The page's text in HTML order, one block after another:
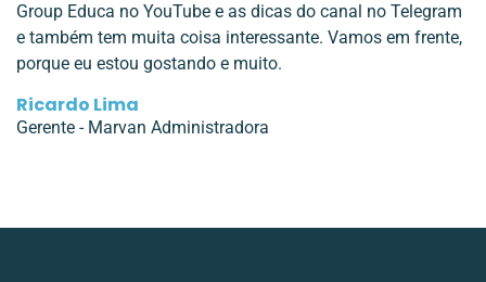
Group Educa no YouTube e as dicas do canal no Telegram
e também tem muita coisa interessante. Vamos em frente,
porque eu estou gostando e muito.
Ricardo Lima
Gerente - Marvan Administradora